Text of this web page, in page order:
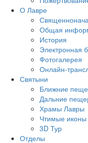
О Лавре
Общая
История
Электронная
Фотогалерея
Онлайн-
Святыни
Ближние
Дальние
Храмы Лавры
Чтимые иконы
3D Тур
Отделы